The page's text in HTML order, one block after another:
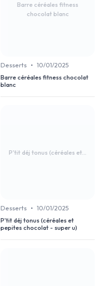
Barre céréales fitness
chocolat blanc
Desserts • 10/01/2025
Barre céréales fitness chocolat
blanc
P'tit déj tonus (céréales et...
Desserts • 10/01/2025
P'tit déj tonus (céréales et
pepites chocolat - super u)